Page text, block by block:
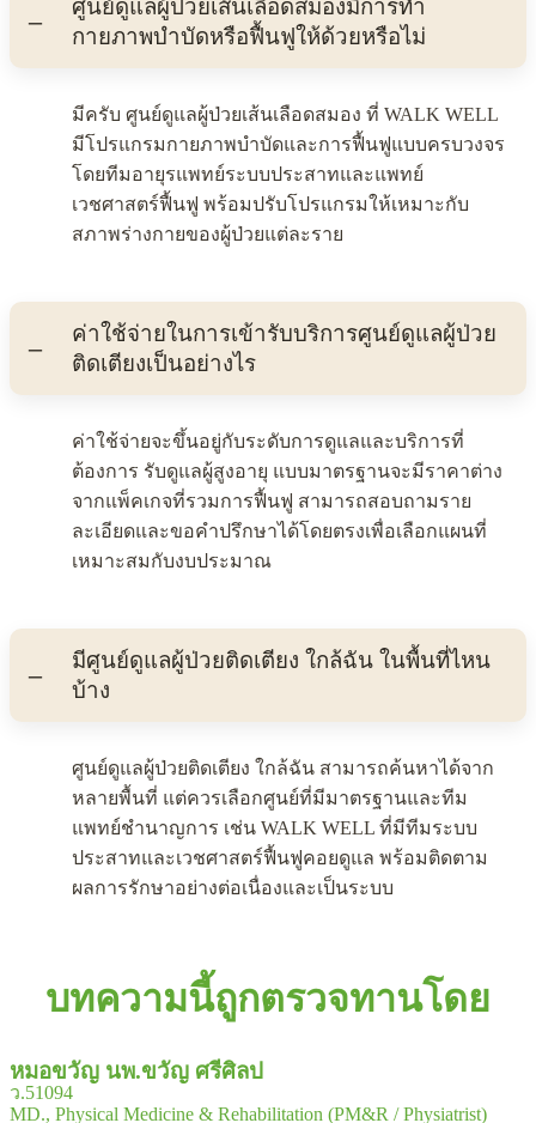
ศูนย์ดูแลผู้ป่วยเส้นเลือดสมองมีการทำ
กายภาพบำบัดหรือฟื้นฟูให้ด้วยหรือไม่
มีครับ ศูนย์ดูแลผู้ป่วยเส้นเลือดสมอง ที่ WALK WELL
มีโปรแกรมกายภาพบำบัดและการฟื้นฟูแบบครบวงจร
โดยทีมอายุรแพทย์ระบบประสาทและแพทย์
เวชศาสตร์ฟื้นฟู พร้อมปรับโปรแกรมให้เหมาะกับ
สภาพร่างกายของผู้ป่วยแต่ละราย
ค่าใช้จ่ายในการเข้ารับบริการศูนย์ดูแลผู้ป่วย
ติดเตียงเป็นอย่างไร
ค่าใช้จ่ายจะขึ้นอยู่กับระดับการดูแลและบริการที่
ต้องการ รับดูแลผู้สูงอายุ แบบมาตรฐานจะมีราคาต่าง
จากแพ็คเกจที่รวมการฟื้นฟู สามารถสอบถามราย
ละเอียดและขอคำปรึกษาได้โดยตรงเพื่อเลือกแผนที่
เหมาะสมกับงบประมาณ
มีศูนย์ดูแลผู้ป่วยติดเตียง ใกล้ฉัน ในพื้นที่ไหน
บ้าง
ศูนย์ดูแลผู้ป่วยติดเตียง ใกล้ฉัน สามารถค้นหาได้จาก
หลายพื้นที่ แต่ควรเลือกศูนย์ที่มีมาตรฐานและทีม
แพทย์ชำนาญการ เช่น WALK WELL ที่มีทีมระบบ
ประสาทและเวชศาสตร์ฟื้นฟูคอยดูแล พร้อมติดตาม
ผลการรักษาอย่างต่อเนื่องและเป็นระบบ
บทความนี้ถูกตรวจทานโดย
หมอขวัญ นพ.ขวัญ ศรีศิลป
ว.51094
MD., Physical Medicine & Rehabilitation (PM&R / Physiatrist)